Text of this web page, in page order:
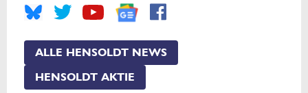
ALLE HENSOLDT NEWS
HENSOLDT AKTIE